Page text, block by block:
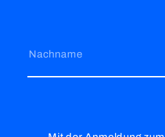
Nachname